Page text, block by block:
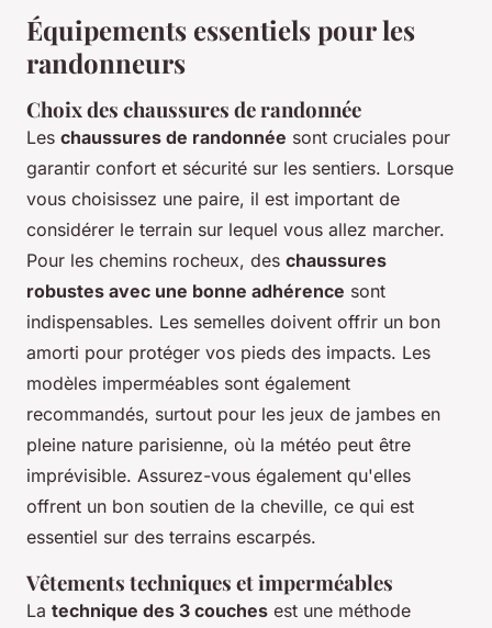
Équipements essentiels pour les
randonneurs
Choix des chaussures de randonnée
Les chaussures de randonnée sont cruciales pour
garantir confort et sécurité sur les sentiers. Lorsque
vous choisissez une paire, il est important de
considérer le terrain sur lequel vous allez marcher.
Pour les chemins rocheux, des chaussures
robustes avec une bonne adhérence sont
indispensables. Les semelles doivent offrir un bon
amorti pour protéger vos pieds des impacts. Les
modèles imperméables sont également
recommandés, surtout pour les jeux de jambes en
pleine nature parisienne, où la météo peut être
imprévisible. Assurez-vous également qu'elles
offrent un bon soutien de la cheville, ce qui est
essentiel sur des terrains escarpés.
Vêtements techniques et imperméables
La technique des 3 couches est une méthode